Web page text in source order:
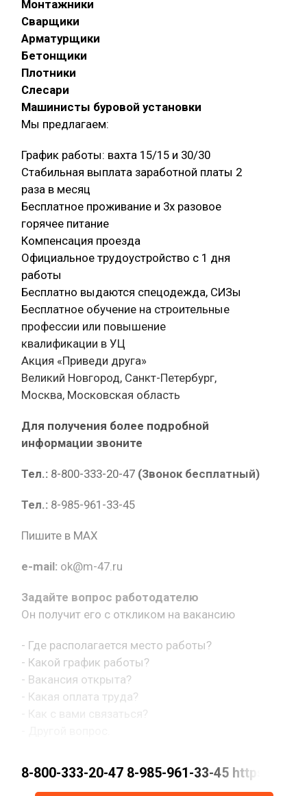
Монтажники
Сварщики
Арматурщики
Бетонщики
Плотники
Слесари
Машинисты буровой установки
Мы предлагаем:
График работы: вахта 15/15 и 30/30
Стабильная выплата заработной платы 2
раза в месяц
Бесплатное проживание и 3х разовое
горячее питание
Компенсация проезда
Официальное трудоустройство с 1 дня
работы
Бесплатно выдаются спецодежда, СИЗы
Бесплатное обучение на строительные
профессии или повышение
квалификации в УЦ
Акция «Приведи друга»
Великий Новгород, Санкт-Петербург,
Москва, Московская область
Для получения более подробной
информации звоните
Тел.: 8-800-333-20-47 (Звонок бесплатный)
Тел.: 8-985-961-33-45
Пишите в MAX
e-mail: ok@m-47.ru
Задайте вопрос работодателю
Он получит его с откликом на вакансию
- Где располагается место работы?
- Какой график работы?
- Вакансия открыта?
- Какая оплата труда?
- Как с вами связаться?
8-800-333-20-47 8-985-961-33-45 https://